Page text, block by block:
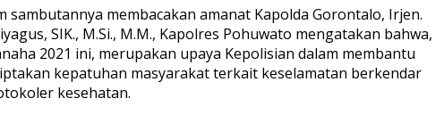
sambutannya membacakan amanat Kapolda Gorontalo, Irjen.
SIK., M.Si., M.M., Kapolres Pohuwato mengatakan bahwa,
2021 ini, merupakan upaya Kepolisian dalam membantu
kepatuhan masyarakat terkait keselamatan berkendar
kesehatan.